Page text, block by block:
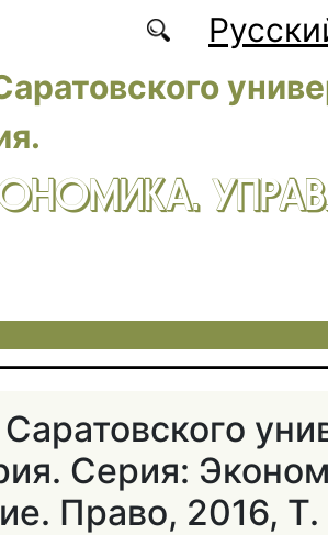
Серия:
Право, 2016, Т.